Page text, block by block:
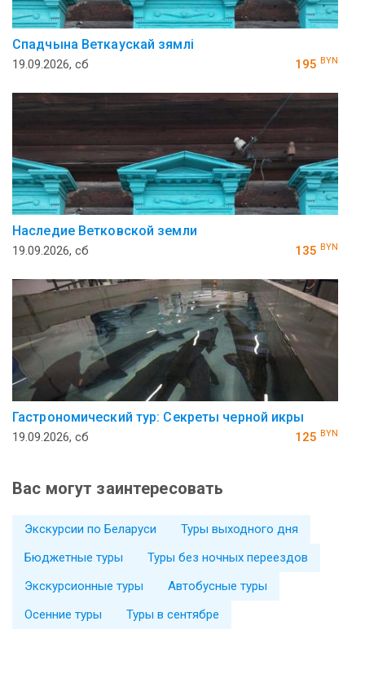
Спадчына Веткаускай зямлi
19.09.2026, сб 195 BYN
Наследие Ветковской земли
19.09.2026, сб 135 BYN
Гастрономический тур: Секреты черной икры
19.09.2026, сб 125 BYN
Вас могут заинтересовать
Экскурсии по Беларуси
Туры выходного дня
Бюджетные туры
Туры без ночных переездов
Экскурсионные туры
Автобусные туры
Осенние туры
Туры в сентябре